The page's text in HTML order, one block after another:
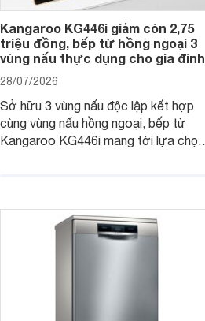
Kangaroo KG446i giảm còn 2,75
triệu đồng, bếp từ hồng ngoại 3
vùng nấu thực dụng cho gia đình
28/07/2026
Sở hữu 3 vùng nấu độc lập kết hợp
cùng vùng nấu hồng ngoại, bếp từ
Kangaroo KG446i mang tới lựa chọn
nhiều cửa hàng, đại lý.